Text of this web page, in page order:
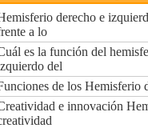
derecho e
a lo
es la función del
del
de los Hemisferio
e innovación